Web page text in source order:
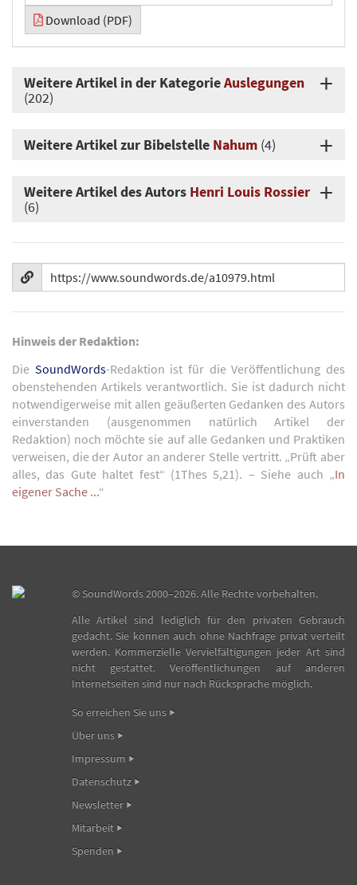
Download (PDF)
Weitere Artikel in der KategorieAuslegungen
(202)
Weitere Artikel zur Bibelstelle Nahum (4)
Weitere Artikel des Autors Henri Louis Rossier
(6)
Hinweis der Redaktion:
Die SoundWords-Redaktion ist für die Veröffentlichung des
obenstehenden Artikels verantwortlich. Sie ist dadurch nicht
notwendigerweise mit allen geäußerten Gedanken des Autors
einverstanden (ausgenommen natürlich Artikel der
Redaktion) noch möchte sie auf alle Gedanken und Praktiken
verweisen, die der Autor an anderer Stelle vertritt. „Prüft aber
alles, das Gute haltet fest“ (1Thes 5,21). – Siehe auch „In
eigener Sache ...“
©SoundWords2000–2026. Alle Rechte vorbehalten.
Alle Artikel sind lediglich für den privaten Gebrauch
gedacht. Sie können auch ohne Nachfrage privat verteilt
werden. Kommerzielle Vervielfältigungen jeder Art sind
nicht gestattet. Veröffentlichungen auf anderen
Internetseiten sind nur nach Rücksprache möglich.
So erreichen Sie uns
Über uns
Impressum
Datenschutz
Newsletter
Mitarbeit
Spenden